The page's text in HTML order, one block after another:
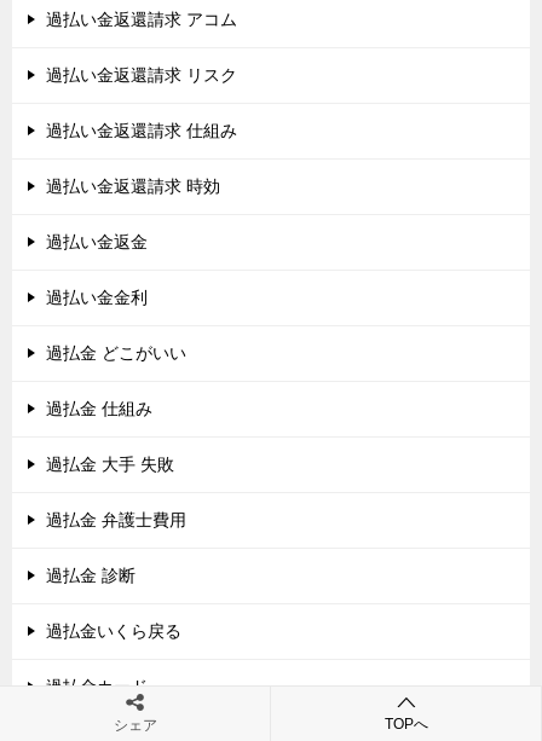
過払い金返還請求 アコム
過払い金返還請求 リスク
過払い金返還請求 仕組み
過払い金返還請求 時効
過払い金返金
過払い金金利
過払金 どこがいい
過払金 仕組み
過払金 大手 失敗
過払金 弁護士費用
過払金 診断
過払金いくら戻る
過払金カード
シェア TOPへ